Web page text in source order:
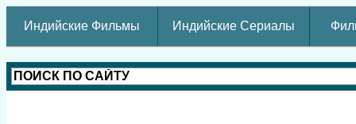
Индийские Фильмы Индийские Сериалы